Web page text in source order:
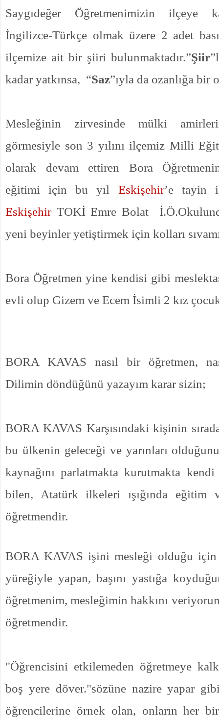
Saygıdeğer Öğretmenimizin ilçeye
İngilizce-Türkçe olmak üzere 2 adet
ilçemize ait bir şiiri bulunmaktadır.”Şiir
kadar yatkınsa, “Saz”ıyla da ozanlığa bir
Mesleğinin zirvesinde mülki
görmesiyle son 3 yılını ilçemiz Milli
olarak devam ettiren Bora
eğitimi için bu yıl Eskişehir’e tayin
EskişehirTOKİ Emre Bolat
yeni beyinler yetiştirmek için kolları
Bora Öğretmen yine kendisi gibi
evli olup Gizem ve Ecem İsimli 2 kız çocuk
BORA KAVAS nasıl bir öğretmen,
Dilimin döndüğünü yazayım karar sizin;
BORA KAVAS Karşısındaki kişinin
bu ülkenin geleceği ve yarınları
kaynağını parlatmakta kurutmakta
bilen, Atatürk ilkeleri ışığında eğitim
öğretmendir.
BORA KAVAS işini mesleği olduğu
yüreğiyle yapan, başını yastığa
öğretmenim, mesleğimin hakkını
öğretmendir.
"Öğrencisini etkilemeden öğretmeye
boş yere döver."sözüne nazire yapar
öğrencilerine örnek olan, onların her